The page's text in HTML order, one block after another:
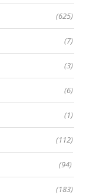
(625)
(7)
(3)
(6)
(1)
(112)
(94)
(183)